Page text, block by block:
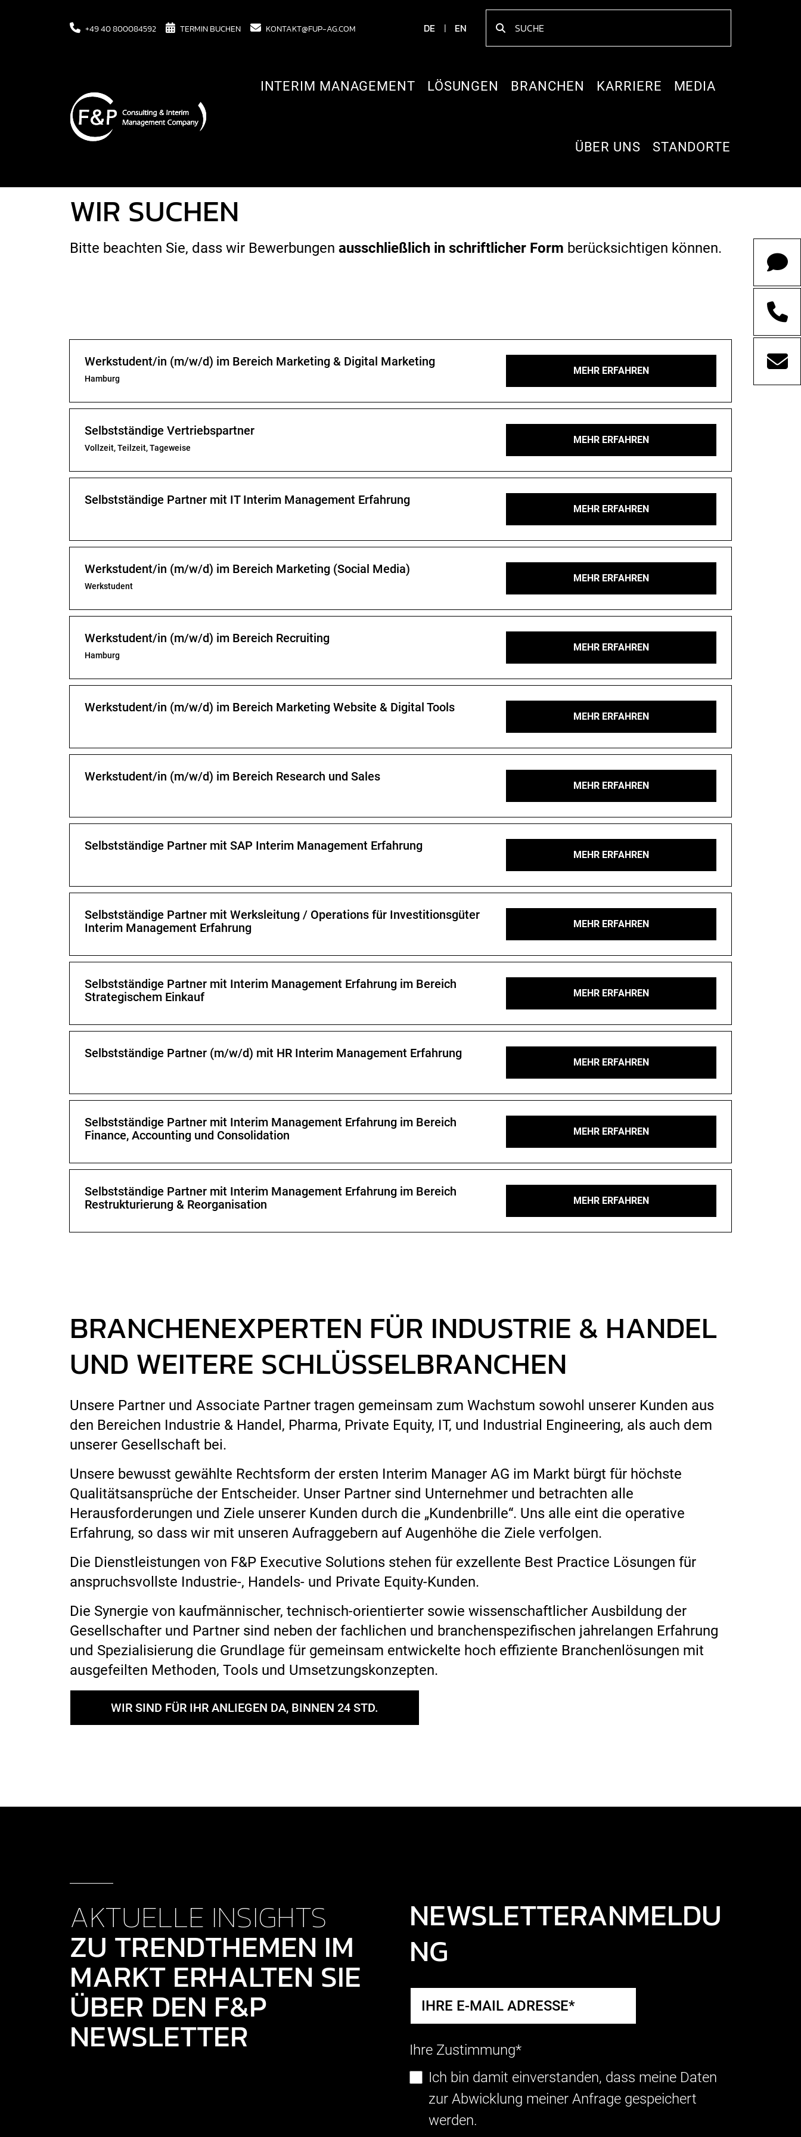
+49 40 800084592 TERMIN BUCHEN KONTAKT@FUP-AG.COM DE EN
INTERIM MANAGEMENT LÖSUNGEN BRANCHEN KARRIERE MEDIA
ÜBER UNS STANDORTE
WIR SUCHEN
Bitte beachten Sie, dass wir Bewerbungen ausschließlich in schriftlicher Form berücksichtigen können.
Werkstudent/in (m/w/d) im Bereich Marketing & Digital Marketing
Hamburg
MEHR ERFAHREN
Selbstständige Vertriebspartner
Vollzeit, Teilzeit, Tageweise
MEHR ERFAHREN
Selbstständige Partner mit IT Interim Management Erfahrung
MEHR ERFAHREN
Werkstudent/in (m/w/d) im Bereich Marketing (Social Media)
Werkstudent
MEHR ERFAHREN
Werkstudent/in (m/w/d) im Bereich Recruiting
Hamburg
MEHR ERFAHREN
Werkstudent/in (m/w/d) im Bereich Marketing Website & Digital Tools
MEHR ERFAHREN
Werkstudent/in (m/w/d) im Bereich Research und Sales
MEHR ERFAHREN
Selbstständige Partner mit SAP Interim Management Erfahrung
MEHR ERFAHREN
Selbstständige Partner mit Werksleitung / Operations für Investitionsgüter
Interim Management Erfahrung
MEHR ERFAHREN
Selbstständige Partner mit Interim Management Erfahrung im Bereich
Strategischem Einkauf
MEHR ERFAHREN
Selbstständige Partner (m/w/d) mit HR Interim Management Erfahrung
MEHR ERFAHREN
Selbstständige Partner mit Interim Management Erfahrung im Bereich
Finance, Accounting und Consolidation
MEHR ERFAHREN
Selbstständige Partner mit Interim Management Erfahrung im Bereich
Restrukturierung & Reorganisation
MEHR ERFAHREN
BRANCHENEXPERTEN FÜR INDUSTRIE & HANDEL
UND WEITERE SCHLÜSSELBRANCHEN
Unsere Partner und Associate Partner tragen gemeinsam zum Wachstum sowohl unserer Kunden aus
den Bereichen Industrie & Handel, Pharma, Private Equity, IT, und Industrial Engineering, als auch dem
unserer Gesellschaft bei.
Unsere bewusst gewählte Rechtsform der ersten Interim Manager AG im Markt bürgt für höchste
Qualitätsansprüche der Entscheider. Unser Partner sind Unternehmer und betrachten alle
Herausforderungen und Ziele unserer Kunden durch die „Kundenbrille“. Uns alle eint die operative
Erfahrung, so dass wir mit unseren Aufraggebern auf Augenhöhe die Ziele verfolgen.
Die Dienstleistungen von F&P Executive Solutions stehen für exzellente Best Practice Lösungen für
anspruchsvollste Industrie-, Handels- und Private Equity-Kunden.
Die Synergie von kaufmännischer, technisch-orientierter sowie wissenschaftlicher Ausbildung der
Gesellschafter und Partner sind neben der fachlichen und branchenspezifischen jahrelangen Erfahrung
und Spezialisierung die Grundlage für gemeinsam entwickelte hoch effiziente Branchenlösungen mit
ausgefeilten Methoden, Tools und Umsetzungskonzepten.
WIR SIND FÜR IHR ANLIEGEN DA, BINNEN 24 STD.
AKTUELLE INSIGHTS
ZU TRENDTHEMEN IM
MARKT ERHALTEN SIE
ÜBER DEN F&P
NEWSLETTER
NEWSLETTERANMELDU
NG
Ihre Zustimmung*
Ich bin damit einverstanden, dass meine Daten
zur Abwicklung meiner Anfrage gespeichert
werden.